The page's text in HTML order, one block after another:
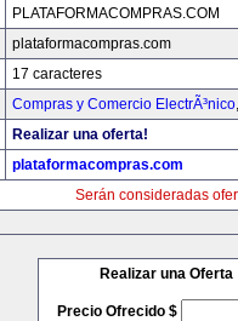
PLATAFORMACOMPRAS.COM
plataformacompras.com
17 caracteres
Compras y Comercio ElectrÃ³nico
Realizar una oferta!
plataformacompras.com
Serán consideradas
Realizar una Oferta
Precio Ofrecido $